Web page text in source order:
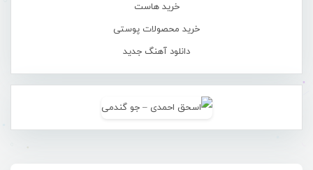
خرید هاست
خرید محصولات پوستی
دانلود آهنگ جدید